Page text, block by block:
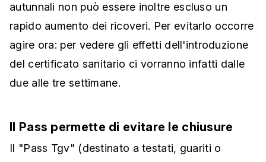
autunnali non può essere inoltre escluso un
rapido aumento dei ricoveri. Per evitarlo occorre
agire ora: per vedere gli effetti dell'introduzione
del certificato sanitario ci vorranno infatti dalle
due alle tre settimane.
Il Pass permette di evitare le chiusure
Il "Pass Tgv" (destinato a testati, guariti o